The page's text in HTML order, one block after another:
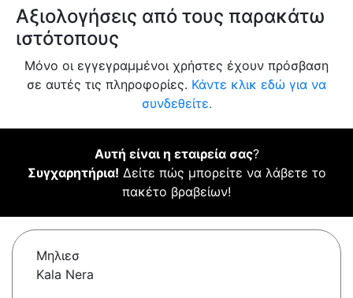
Αξιολογήσεις από τους παρακάτω
ιστότοπους
Μόνο οι εγγεγραμμένοι χρήστες έχουν πρόσβαση
σε αυτές τις πληροφορίες. Κάντε κλικ εδώ για να
συνδεθείτε.
Αυτή είναι η εταιρεία σας?
Συγχαρητήρια! Δείτε πώς μπορείτε να λάβετε το
πακέτο βραβείων!
Μηλιεσ
Kala Nera